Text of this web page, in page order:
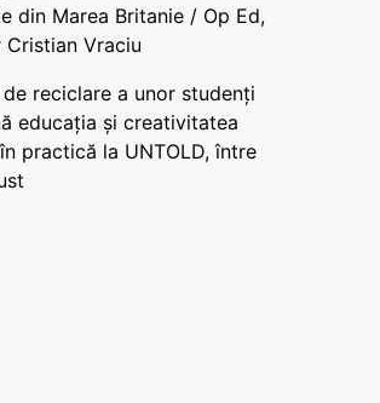
din Marea Britanie / Op Ed,
Vraciu
de reciclare a unor studenți
educația și creativitatea
practică la UNTOLD, între